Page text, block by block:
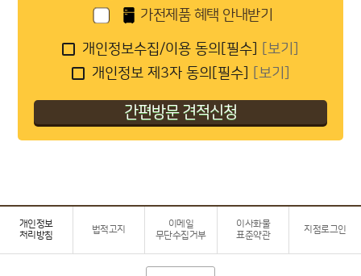
가전제품 혜택 안내받기
개인정보수집/이용 동의[필수]
[보기]
개인정보 제3자 동의[필수]
[보기]
개인정보
처리방침
법적고지
이메일
무단수집거부
이사화물
표준약관
지점로그인